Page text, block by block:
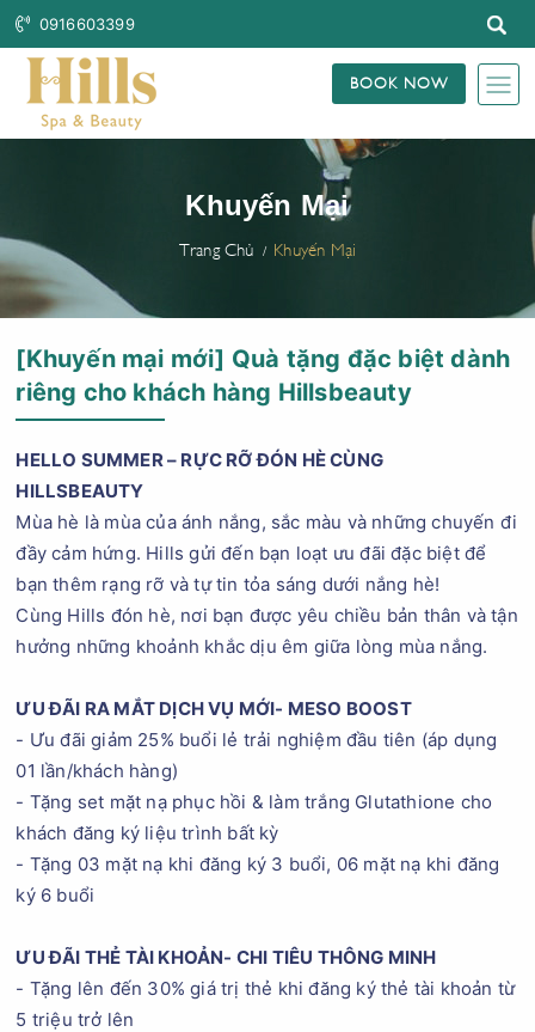
0916603399
BOOK NOW
Khuyến Mại
Trang Chủ Khuyến Mại
[Khuyến mại mới] Quà tặng đặc biệt dành
riêng cho khách hàng Hillsbeauty
HELLO SUMMER – RỰC RỠ ĐÓN HÈ CÙNG
HILLSBEAUTY
Mùa hè là mùa của ánh nắng, sắc màu và những chuyến đi
đầy cảm hứng. Hills gửi đến bạn loạt ưu đãi đặc biệt để
bạn thêm rạng rỡ và tự tin tỏa sáng dưới nắng hè!
Cùng Hills đón hè, nơi bạn được yêu chiều bản thân và tận
hưởng những khoảnh khắc dịu êm giữa lòng mùa nắng.
ƯU ĐÃI RA MẮT DỊCH VỤ MỚI- MESO BOOST
- Ưu đãi giảm 25% buổi lẻ trải nghiệm đầu tiên (áp dụng
01 lần/khách hàng)
- Tặng set mặt nạ phục hồi & làm trắng Glutathione cho
khách đăng ký liệu trình bất kỳ
- Tặng 03 mặt nạ khi đăng ký 3 buổi, 06 mặt nạ khi đăng
ký 6 buổi
ƯU ĐÃI THẺ TÀI KHOẢN- CHI TIÊU THÔNG MINH
- Tặng lên đến 30% giá trị thẻ khi đăng ký thẻ tài khoản từ
5 triệu trở lên